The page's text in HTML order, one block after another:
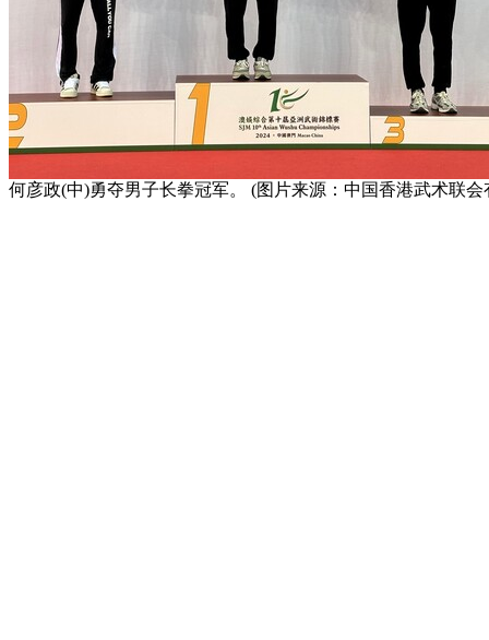
何彦政(中)勇夺男子长拳冠军。 (图片来源：中国香港武术联会